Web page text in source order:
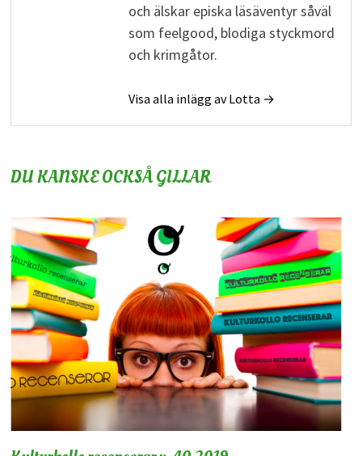
och älskar episka läsäventyr såväl
som feelgood, blodiga styckmord
och krimgåtor.
Visa alla inlägg av Lotta →
DU KANSKE OCKSÅ GILLAR